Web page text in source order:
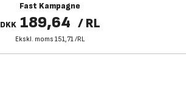
Fast Kampagne
DKK 189,64 / RL
Ekskl. moms 151,71/RL